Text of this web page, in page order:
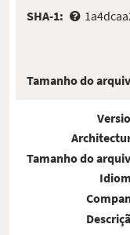
SHA-1:
Tamanho do
Tamanho do